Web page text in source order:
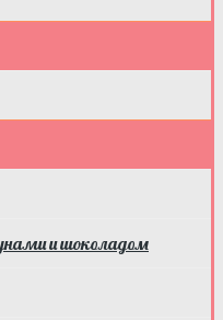
и шоколадом